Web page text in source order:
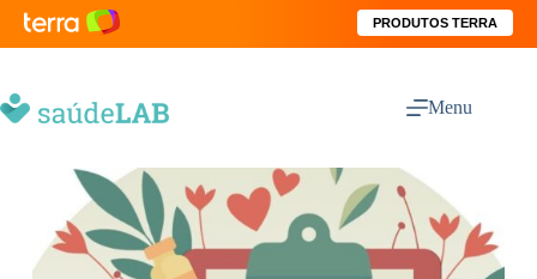
PRODUTOS TERRA
Menu